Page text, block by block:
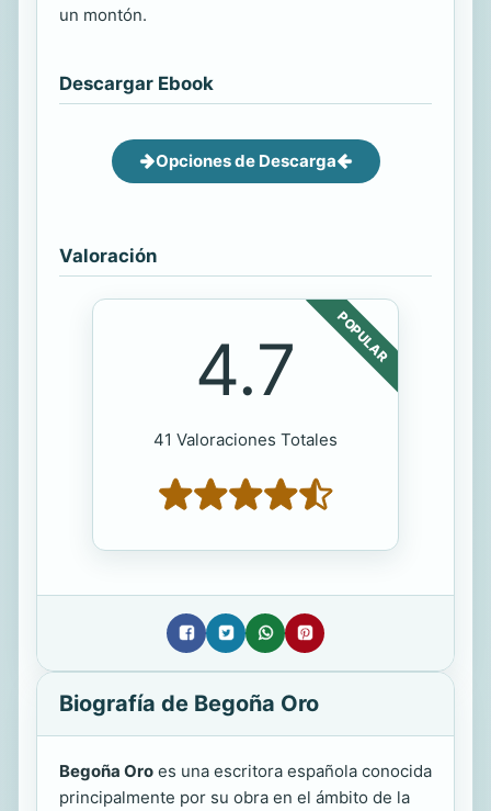
un montón.
Descargar Ebook
Opciones de Descarga
Valoración
POPULAR
4.7
41 Valoraciones Totales
Biografía de Begoña Oro
Begoña Oro es una escritora española conocida
principalmente por su obra en el ámbito de la